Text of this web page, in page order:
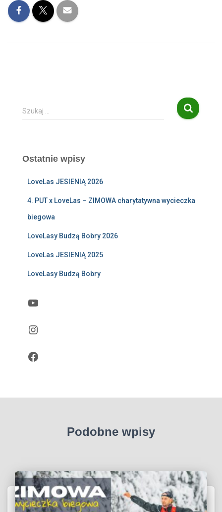
S
z
j
Szukaj …
Ostatnie wpisy
LoveLas JESIENIĄ 2026
4. PUT x LoveLas – ZIMOWA charytatywna wycieczka
biegowa
LoveLasy Budzą Bobry 2026
LoveLas JESIENIĄ 2025
LoveLasy Budzą Bobry
YouTube
Instagram
Facebook
Podobne wpisy